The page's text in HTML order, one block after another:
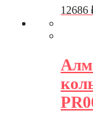
12686